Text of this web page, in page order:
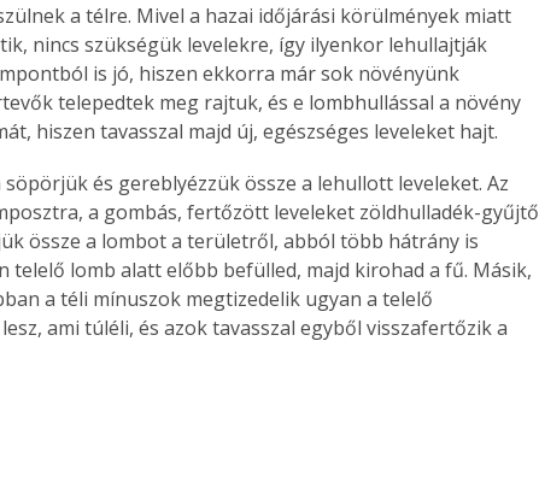
a télre. Mivel a hazai időjárási körülmények miatt
nincs szükségük levelekre, így ilyenkor lehullajtják
is jó, hiszen ekkorra már sok növényünk
telepedtek meg rajtuk, és e lombhullással a növény
hiszen tavasszal majd új, egészséges leveleket hajt.
és gereblyézzük össze a lehullott leveleket. Az
a gombás, fertőzött leveleket zöldhulladék-gyűjtő
össze a lombot a területről, abból több hátrány is
telelő lomb alatt előbb befülled, majd kirohad a fű. Másik,
a téli mínuszok megtizedelik ugyan a telelő
ami túléli, és azok tavasszal egyből visszafertőzik a